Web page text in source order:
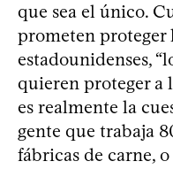
que sea el único.
prometen proteger
estadounidenses,
quieren proteger a
es realmente la
gente que trabaja
fábricas de carne,